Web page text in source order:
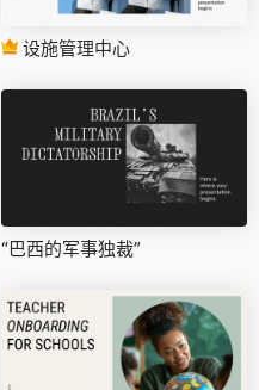
设施管理中心
“巴西的军事独裁”